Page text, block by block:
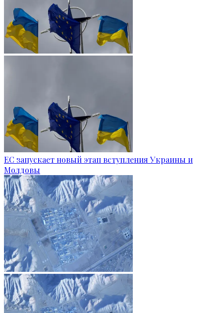
ЕС запускает новый этап вступления Украины и
Молдовы